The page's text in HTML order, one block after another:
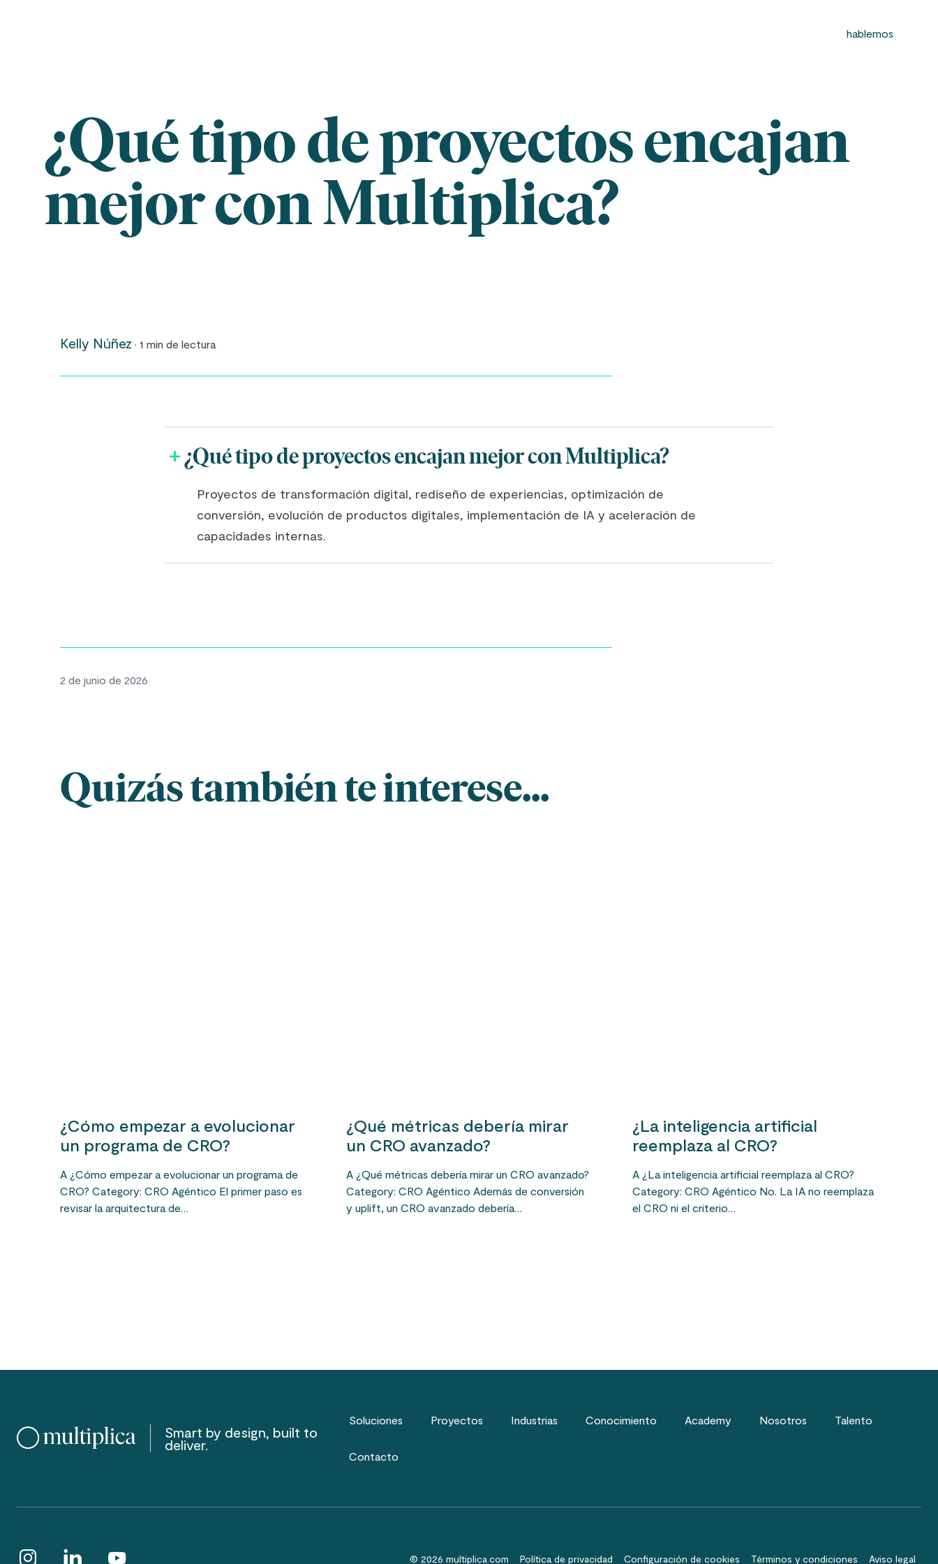
hablemos
¿Qué tipo de proyectos encajan
mejor con Multiplica?
Kelly Núñez · 1 min de lectura
¿Qué tipo de proyectos encajan mejor con Multiplica?
Proyectos de transformación digital, rediseño de experiencias, optimización de
conversión, evolución de productos digitales, implementación de IA y aceleración de
capacidades internas.
2 de junio de 2026
Quizás también te interese...
¿Cómo empezar a evolucionar
un programa de CRO?
A ¿Cómo empezar a evolucionar un programa de
CRO? Category: CRO Agéntico El primer paso es
revisar la arquitectura de…
¿Qué métricas debería mirar
un CRO avanzado?
A ¿Qué métricas debería mirar un CRO avanzado?
Category: CRO Agéntico Además de conversión
y uplift, un CRO avanzado debería…
¿La inteligencia artificial
reemplaza al CRO?
A ¿La inteligencia artificial reemplaza al CRO?
Category: CRO Agéntico No. La IA no reemplaza
el CRO ni el criterio…
Smart by design, built to
deliver.
Soluciones Proyectos Industrias Conocimiento Academy Nosotros Talento
Contacto
© 2026 multiplica.com Política de privacidad Configuración de cookies Términos y condiciones Aviso legal